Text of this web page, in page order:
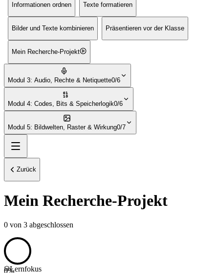
Informationen ordnen Texte formatieren
Bilder und Texte kombinieren Präsentieren vor der Klasse
Mein Recherche-Projekt
Modul 3: Audio, Rechte & Netiquette0/6
Modul 4: Codes, Bits & Speicherlogik0/6
Modul 5: Bildwelten, Raster & Wirkung0/7
Zurück
Mein Recherche-Projekt
0 von 3 abgeschlossen
0%
Lernfokus